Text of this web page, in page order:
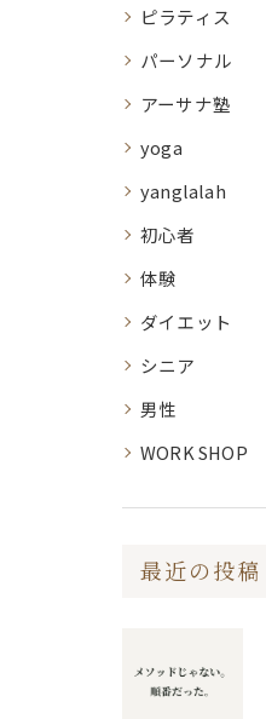
ピラティス
パーソナル
アーサナ塾
yoga
yanglalah
初心者
体験
ダイエット
シニア
男性
WORK SHOP
最近の投稿